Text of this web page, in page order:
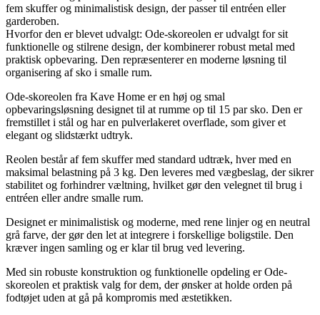
fem skuffer og minimalistisk design, der passer til entréen eller
garderoben.
Hvorfor den er blevet udvalgt: Ode-skoreolen er udvalgt for sit
funktionelle og stilrene design, der kombinerer robust metal med
praktisk opbevaring. Den repræsenterer en moderne løsning til
organisering af sko i smalle rum.
Ode-skoreolen fra Kave Home er en høj og smal
opbevaringsløsning designet til at rumme op til 15 par sko. Den er
fremstillet i stål og har en pulverlakeret overflade, som giver et
elegant og slidstærkt udtryk.
Reolen består af fem skuffer med standard udtræk, hver med en
maksimal belastning på 3 kg. Den leveres med vægbeslag, der sikrer
stabilitet og forhindrer væltning, hvilket gør den velegnet til brug i
entréen eller andre smalle rum.
Designet er minimalistisk og moderne, med rene linjer og en neutral
grå farve, der gør den let at integrere i forskellige boligstile. Den
kræver ingen samling og er klar til brug ved levering.
Med sin robuste konstruktion og funktionelle opdeling er Ode-
skoreolen et praktisk valg for dem, der ønsker at holde orden på
fodtøjet uden at gå på kompromis med æstetikken.